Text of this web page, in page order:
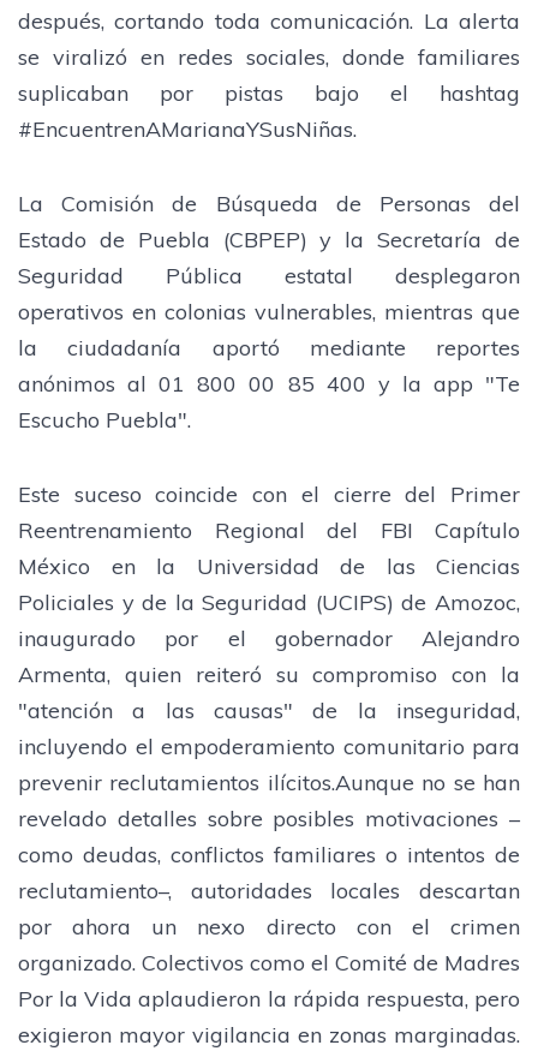
después, cortando toda comunicación. La alerta
se viralizó en redes sociales, donde familiares
suplicaban por pistas bajo el hashtag
#EncuentrenAMarianaYSusNiñas.
La Comisión de Búsqueda de Personas del
Estado de Puebla (CBPEP) y la Secretaría de
Seguridad Pública estatal desplegaron
operativos en colonias vulnerables, mientras que
la ciudadanía aportó mediante reportes
anónimos al 01 800 00 85 400 y la app "Te
Escucho Puebla".
Este suceso coincide con el cierre del Primer
Reentrenamiento Regional del FBI Capítulo
México en la Universidad de las Ciencias
Policiales y de la Seguridad (UCIPS) de Amozoc,
inaugurado por el gobernador Alejandro
Armenta, quien reiteró su compromiso con la
"atención a las causas" de la inseguridad,
incluyendo el empoderamiento comunitario para
prevenir reclutamientos ilícitos.Aunque no se han
revelado detalles sobre posibles motivaciones –
como deudas, conflictos familiares o intentos de
reclutamiento–, autoridades locales descartan
por ahora un nexo directo con el crimen
organizado. Colectivos como el Comité de Madres
Por la Vida aplaudieron la rápida respuesta, pero
exigieron mayor vigilancia en zonas marginadas.